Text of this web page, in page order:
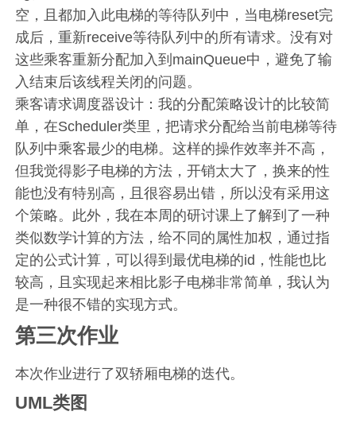
空，且都加入此电梯的等待队列中，当电梯reset完
成后，重新receive等待队列中的所有请求。没有对
这些乘客重新分配加入到mainQueue中，避免了输
入结束后该线程关闭的问题。
乘客请求调度器设计：我的分配策略设计的比较简
单，在Scheduler类里，把请求分配给当前电梯等待
队列中乘客最少的电梯。这样的操作效率并不高，
但我觉得影子电梯的方法，开销太大了，换来的性
能也没有特别高，且很容易出错，所以没有采用这
个策略。此外，我在本周的研讨课上了解到了一种
类似数学计算的方法，给不同的属性加权，通过指
定的公式计算，可以得到最优电梯的id，性能也比
较高，且实现起来相比影子电梯非常简单，我认为
是一种很不错的实现方式。
第三次作业
本次作业进行了双轿厢电梯的迭代。
UML类图